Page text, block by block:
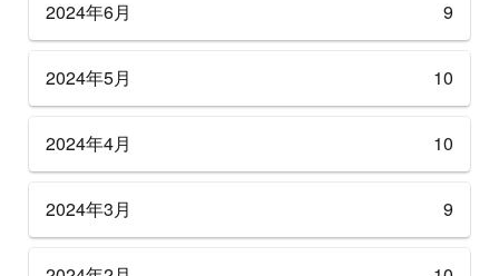
2024年6月 9
2024年5月 10
2024年4月 10
2024年3月 9